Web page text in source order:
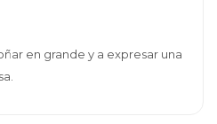
en grande y a expresar una